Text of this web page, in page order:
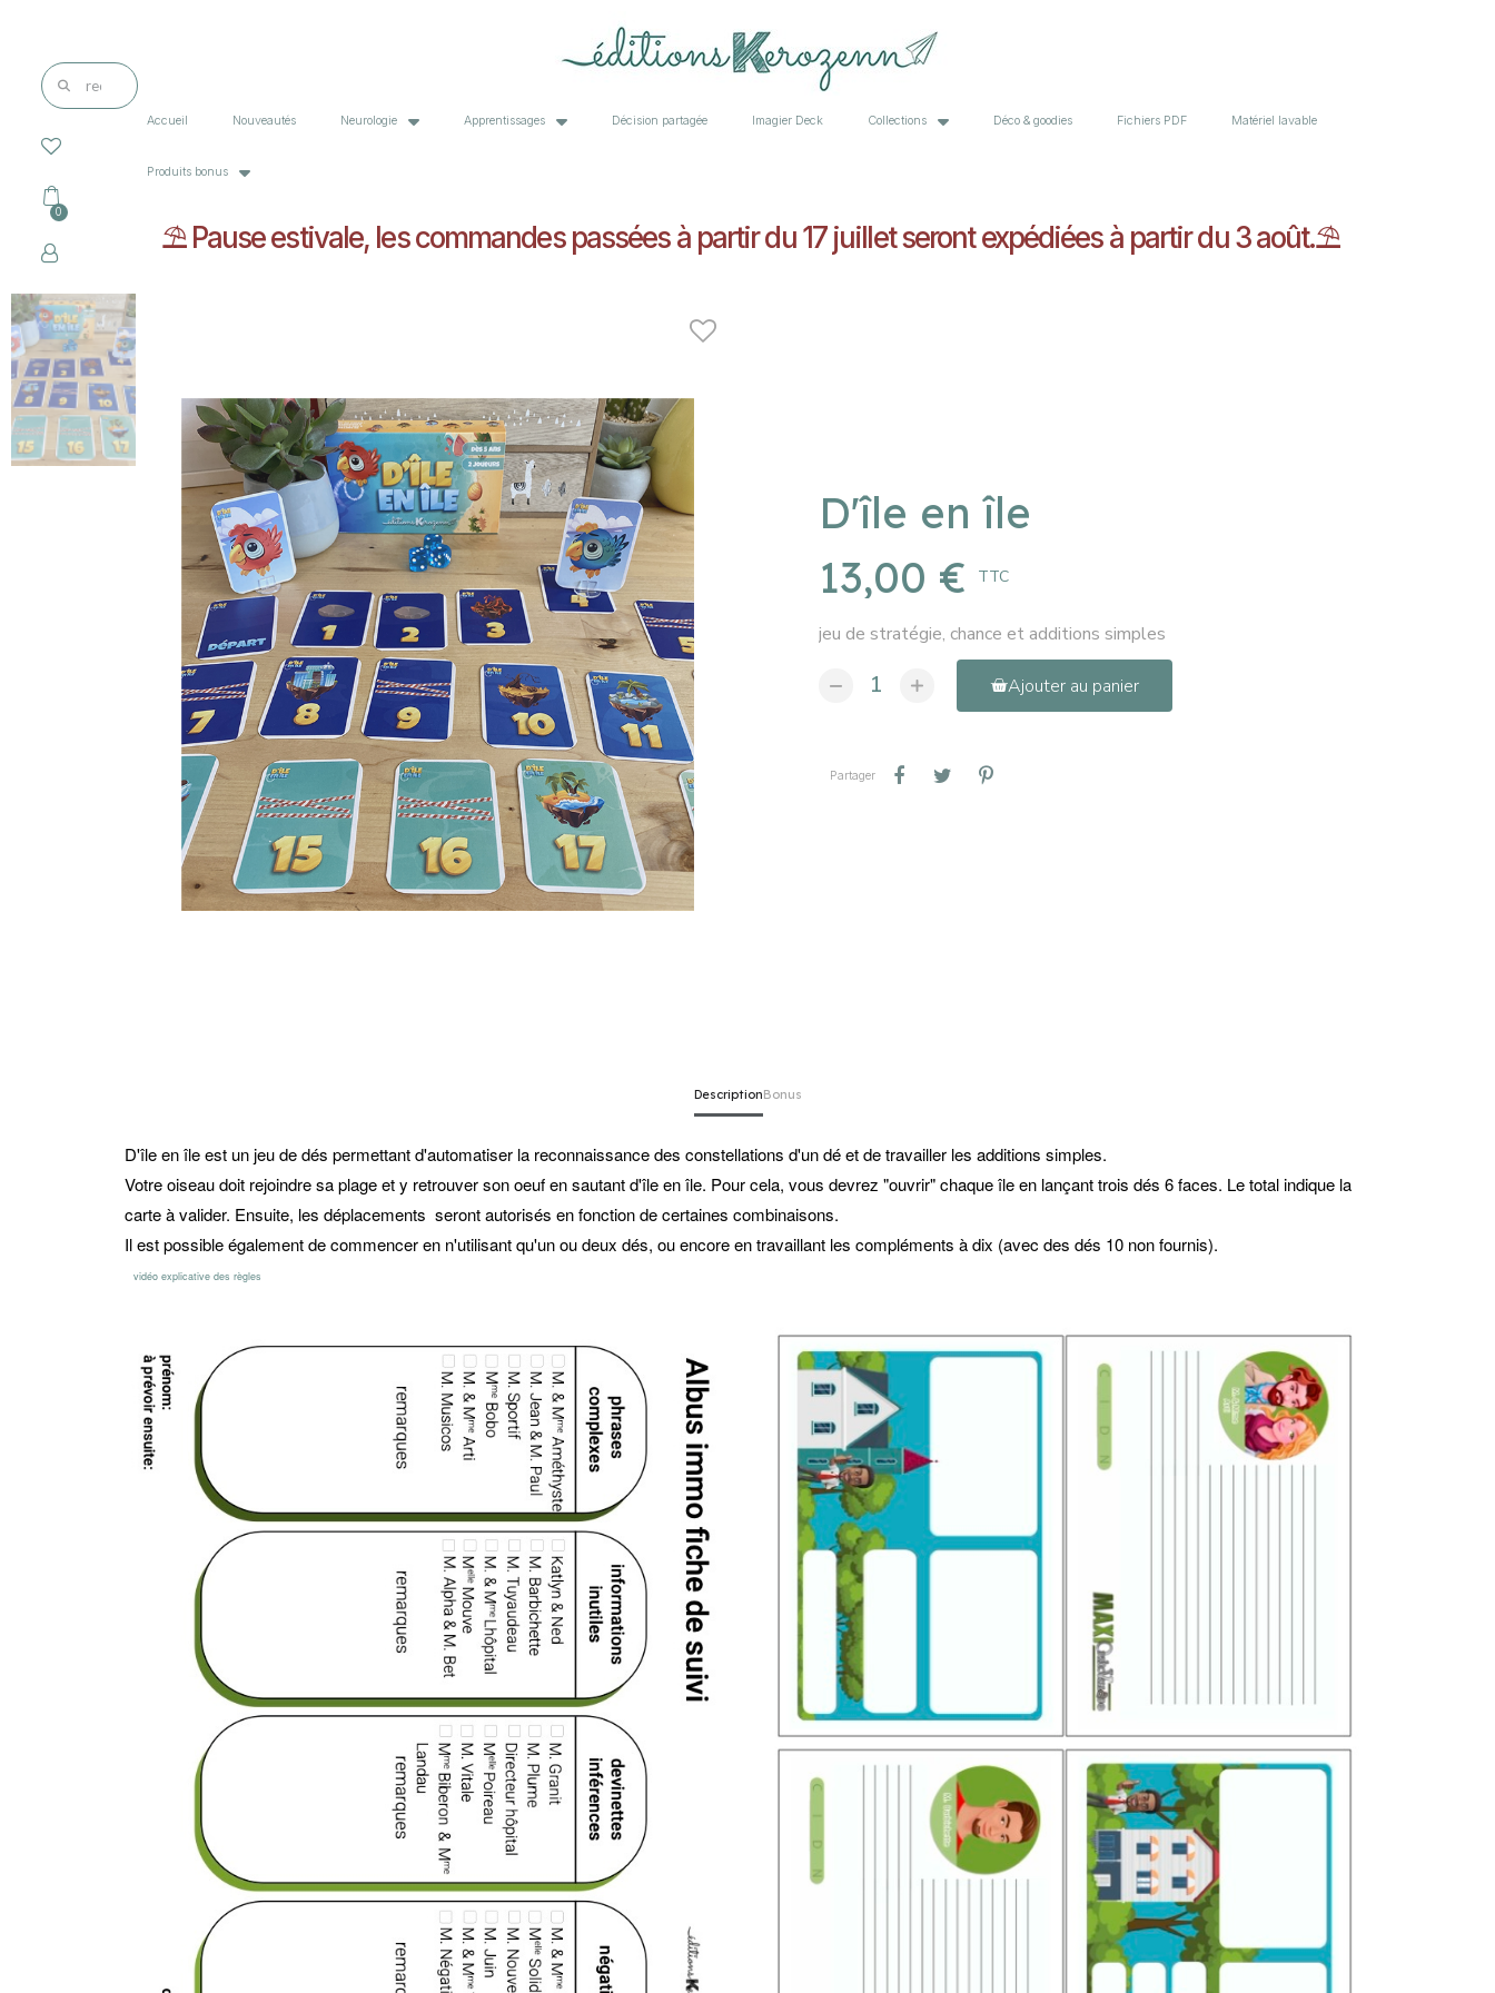
Accueil Nouveautés Neurologie Apprentissages Décision partagée Imagier Deck Collections Déco & goodies Fichiers PDF Matériel lavable
Produits bonus
⛱️ Pause estivale, les commandes passées à partir du 17 juillet seront expédiées à partir du 3 août.⛱️
D'île en île
13,00 €
TTC
jeu de stratégie, chance et additions simples
Ajouter au panier
Partager
Tweet
DescriptionBonus
D'île en île est un jeu de dés permettant d'automatiser la reconnaissance des constellations d'un dé et de travailler les additions simples.
Votre oiseau doit rejoindre sa plage et y retrouver son oeuf en sautant d'île en île. Pour cela, vous devrez "ouvrir" chaque île en lançant trois dés 6 faces. Le total indique la
carte à valider. Ensuite, les déplacements seront autorisés en fonction de certaines combinaisons.
Il est possible également de commencer en n'utilisant qu'un ou deux dés, ou encore en travaillant les compléments à dix (avec des dés 10 non fournis).
vidéo explicative des règles